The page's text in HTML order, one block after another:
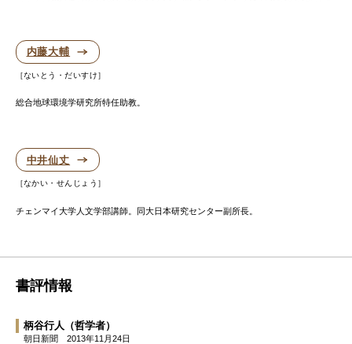
内藤大輔
ないとう・だいすけ
総合地球環境学研究所特任助教。
中井仙丈
なかい・せんじょう
チェンマイ大学人文学部講師。同大日本研究センター副所長。
書評情報
柄谷行人 （哲学者）
朝日新聞 2013年11月24日